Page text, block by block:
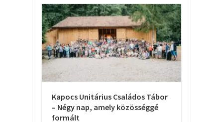
Kapocs Unitárius Családos Tábor
– Négy nap, amely közösséggé
formált